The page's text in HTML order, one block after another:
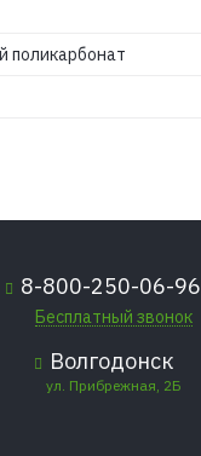
поликарбонат
8-800-250-06-96
Бесплатный звонок
Волгодонск
ул. Прибрежная, 2Б